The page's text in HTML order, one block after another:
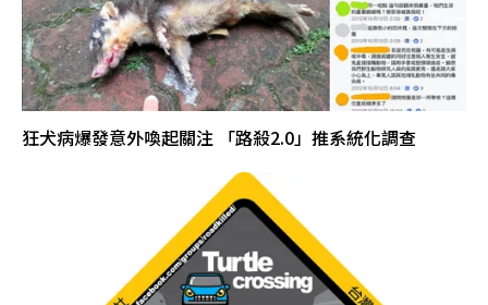
狂犬病爆發意外喚起關注 「路殺2.0」推系統化調查